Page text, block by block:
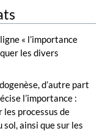
« l’importance
les divers
d’autre part
l’importance :
processus de
ainsi que sur les